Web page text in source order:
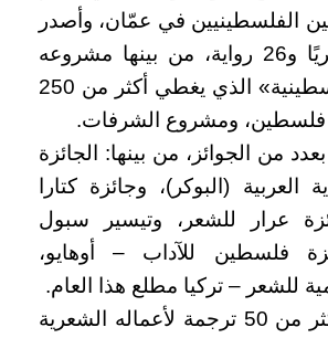
الفلسطينيين في عمّان، وأصدر
16 ديوانًا شعريًا و26 رواية، من بينها مشروعه
«الملهاة الفلسطينية» الذي يغطي أكثر من 250
فلسطين، ومشروع الشرفات.
من الجوائز، من بينها: الجائزة
العربية (البوكر)، وجائزة كتارا
عرار للشعر، وتيسير سبول
فلسطين للآداب – أوهايو،
للشعر – تركيا مطلع هذا العام.
كما صدرت أكثر من 50 ترجمة لأعماله الشعرية